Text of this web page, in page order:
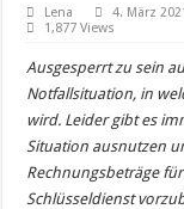
Lena 4. März
1,877 Views
Ausgesperrt zu sein
Notfallsituation, in
wird. Leider gibt es
Situation ausnutzen
Rechnungsbeträge
Schlüsseldienst